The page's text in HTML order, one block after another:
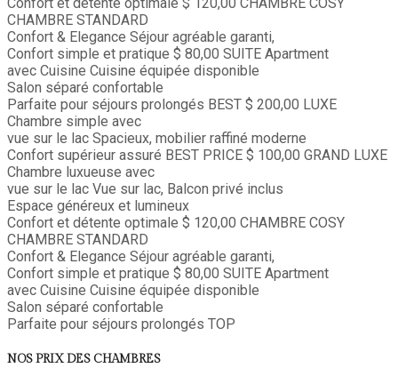
CHAMBRE STANDARD
Confort & Elegance Séjour agréable garanti,
Confort simple et pratique $ 80,00 SUITE Apartment
avec Cuisine Cuisine équipée disponible
Salon séparé confortable
Parfaite pour séjours prolongés BEST $ 200,00 LUXE
Chambre simple avec
vue sur le lac Spacieux, mobilier raffiné moderne
Confort supérieur assuré BEST PRICE $ 100,00 GRAND LUXE
Chambre luxueuse avec
vue sur le lac Vue sur lac, Balcon privé inclus
Espace généreux et lumineux
Confort et détente optimale $ 120,00 CHAMBRE COSY
CHAMBRE STANDARD
Confort & Elegance Séjour agréable garanti,
Confort simple et pratique $ 80,00 SUITE Apartment
avec Cuisine Cuisine équipée disponible
Salon séparé confortable
Parfaite pour séjours prolongés TOP
NOS PRIX DES CHAMBRES